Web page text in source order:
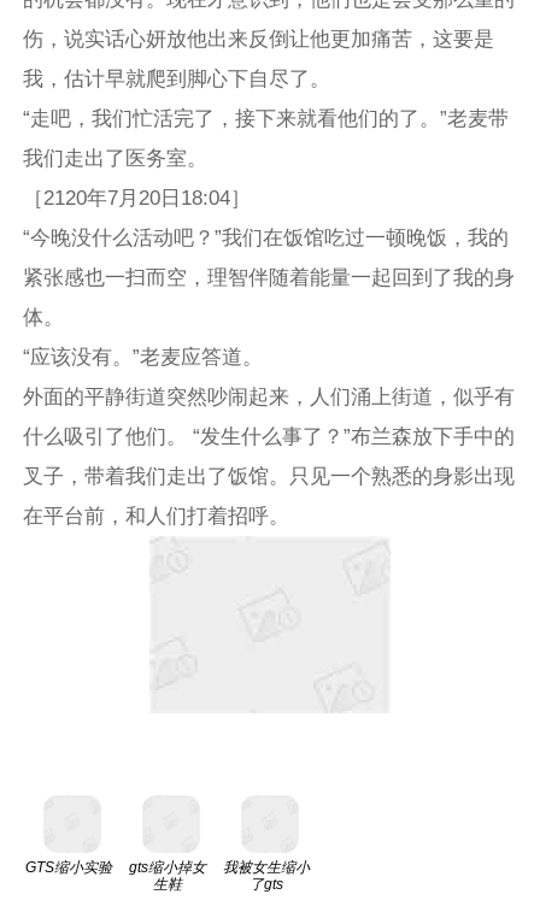
伤，说实话心妍放他出来反倒让他更加痛苦，这要是
我，估计早就爬到脚心下自尽了。
“走吧，我们忙活完了，接下来就看他们的了。”老麦带
我们走出了医务室。
［2120年7月20日18:04］
“今晚没什么活动吧？”我们在饭馆吃过一顿晚饭，我的
紧张感也一扫而空，理智伴随着能量一起回到了我的身
体。
“应该没有。”老麦应答道。
外面的平静街道突然吵闹起来，人们涌上街道，似乎有
什么吸引了他们。 “发生什么事了？”布兰森放下手中的
叉子，带着我们走出了饭馆。只见一个熟悉的身影出现
在平台前，和人们打着招呼。
GTS缩小实验
gts缩小掉女
生鞋
我被女生缩小
了gts